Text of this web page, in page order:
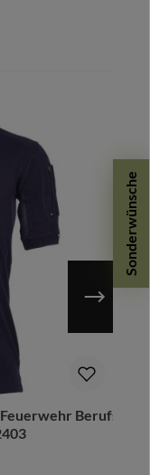
Sonderwünsche
Berufs